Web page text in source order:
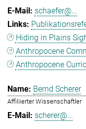
schaefer@...
Hiding in Plains
Anthropocene
Anthropocene
Bernd Scherer
Affiliierter Wissenschaftler
scherer@...